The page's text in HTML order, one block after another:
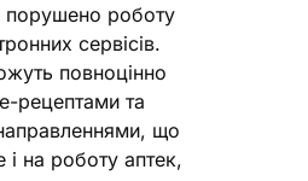
роботу
сервісів.
повноцінно
рецептами та
що
на роботу аптек,